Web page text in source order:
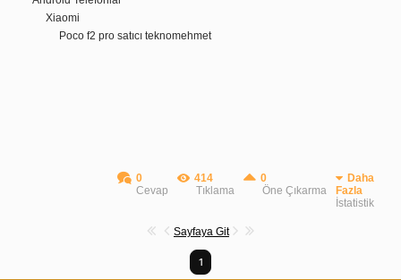
Xiaomi
Poco f2 pro satıcı teknomehmet
0
Cevap
414
Tıklama
0
Öne Çıkarma
Daha
Fazla
İstatistik
Sayfaya Git
1